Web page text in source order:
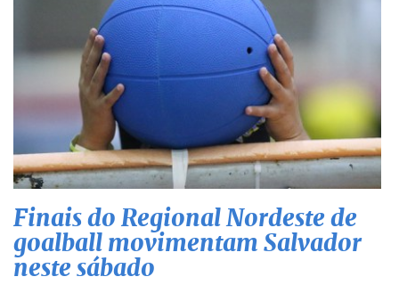
Finais do Regional Nordeste de
goalball movimentam Salvador
neste sábado